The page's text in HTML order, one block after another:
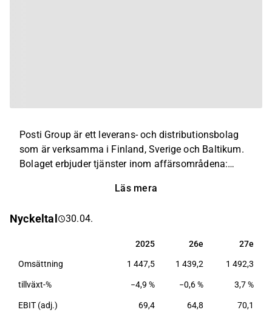
Posti Group är ett leverans- och distributionsbolag
som är verksamma i Finland, Sverige och Baltikum.
Bolaget erbjuder tjänster inom affärsområdena:
distributions- och logistiktjänster. Posttjänsterna
konsumentbrev) och tidnings- och tidskriftsleverans.
Baltikum.
Läs mera
Nyckeltal 30.04.
2025 26e 27e
2025 26e 27e
Omsättning 1 447,5 1 439,2 1 492,3
tillväxt-% −4,9 % −0,6 % 3,7 %
EBIT (adj.) 69,4 64,8 70,1